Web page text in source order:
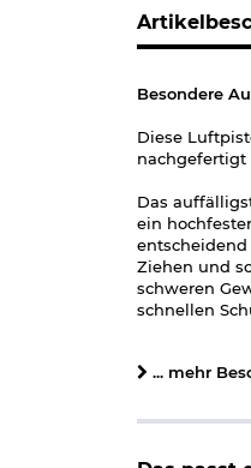
Besondere
Diese
nachgefertigt
Das
ein
entscheidend
Ziehen und
schweren
schnellen
die
Kapsel
... mehr